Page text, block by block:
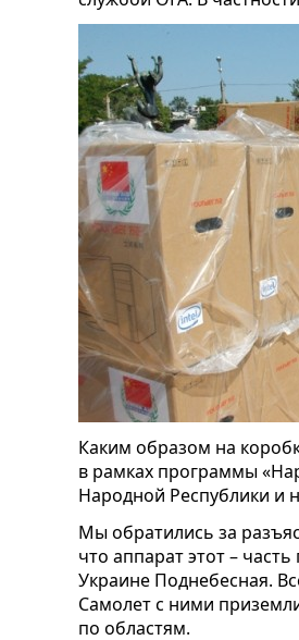
Каким образом на
в рамках программы
Народной Республики и
Мы обратились за
что аппарат этот –
Украине Поднебесная.
Самолет с ними
по областям.